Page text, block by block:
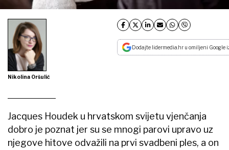
Nikolina Oršulić
Dodajte lidermedia.hr u omiljeni Google
Jacques Houdek u hrvatskom svijetu vjenčanja
dobro je poznat jer su se mnogi parovi upravo uz
njegove hitove odvažili na prvi svadbeni ples, a on